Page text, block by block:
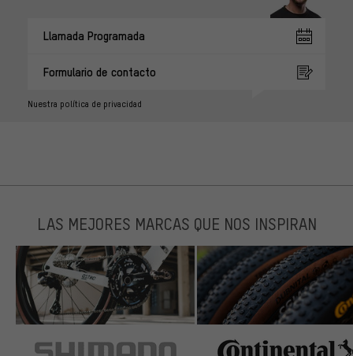
Llamada Programada
Formulario de contacto
Nuestra política de privacidad
LAS MEJORES MARCAS QUE NOS INSPIRAN